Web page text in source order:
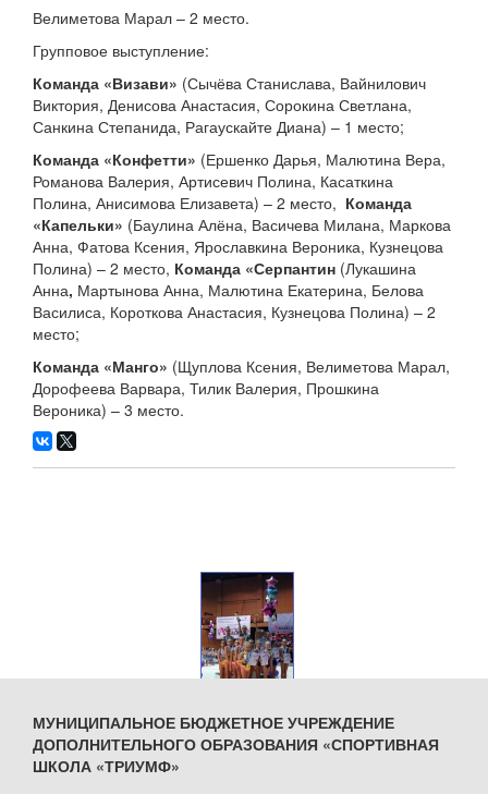
Велиметова Марал – 2 место.
Групповое выступление:
Команда «Визави» (Сычёва Станислава, Вайнилович
Виктория, Денисова Анастасия, Сорокина Светлана,
Санкина Степанида, Рагаускайте Диана) – 1 место;
Команда «Конфетти» (Ершенко Дарья, Малютина Вера,
Романова Валерия, Артисевич Полина, Касаткина
Полина, Анисимова Елизавета) – 2 место, Команда
«Капельки» (Баулина Алёна, Васичева Милана, Маркова
Анна, Фатова Ксения, Ярославкина Вероника, Кузнецова
Полина) – 2 место, Команда «Серпантин (Лукашина
Анна, Мартынова Анна, Малютина Екатерина, Белова
Василиса, Короткова Анастасия, Кузнецова Полина) – 2
место;
Команда «Манго» (Щуплова Ксения, Велиметова Марал,
Дорофеева Варвара, Тилик Валерия, Прошкина
Вероника) – 3 место.
МУНИЦИПАЛЬНОЕ БЮДЖЕТНОЕ УЧРЕЖДЕНИЕ
ДОПОЛНИТЕЛЬНОГО ОБРАЗОВАНИЯ «СПОРТИВНАЯ
ШКОЛА «ТРИУМФ»